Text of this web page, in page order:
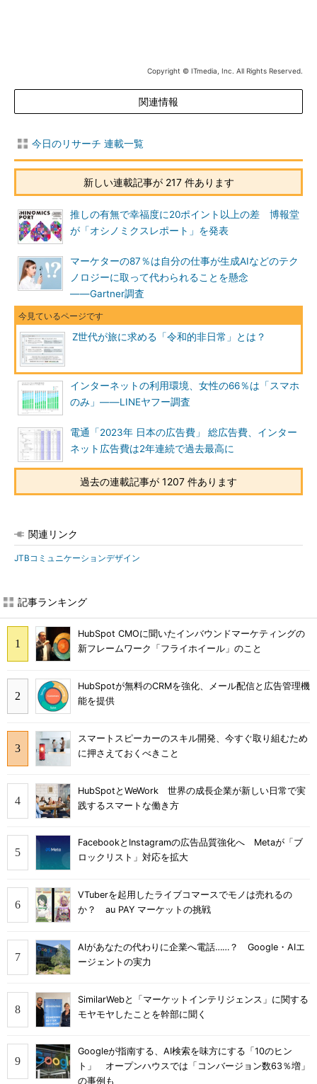
Copyright © ITmedia, Inc. All Rights Reserved.
関連情報
今日のリサーチ 連載一覧
新しい連載記事が 217 件あります
推しの有無で幸福度に20ポイント以上の差 博報堂
が「オシノミクスレポート」を発表
マーケターの87％は自分の仕事が生成AIなどのテク
ノロジーに取って代わられることを懸念
――Gartner調査
Z世代が旅に求める「令和的非日常」とは？
インターネットの利用環境、女性の66％は「スマホ
のみ」――LINEヤフー調査
電通「2023年 日本の広告費」 総広告費、インター
ネット広告費は2年連続で過去最高に
過去の連載記事が 1207 件あります
関連リンク
JTBコミュニケーションデザイン
記事ランキング
HubSpot CMOに聞いたインバウンドマーケティングの
新フレームワーク「フライホイール」のこと
HubSpotが無料のCRMを強化、メール配信と広告管理機
能を提供
スマートスピーカーのスキル開発、今すぐ取り組むため
に押さえておくべきこと
HubSpotとWeWork 世界の成長企業が新しい日常で実
践するスマートな働き方
FacebookとInstagramの広告品質強化へ Metaが「ブ
ロックリスト」対応を拡大
VTuberを起用したライブコマースでモノは売れるの
か？ au PAY マーケットの挑戦
AIがあなたの代わりに企業へ電話……？ Google・AIエ
ージェントの実力
SimilarWebと「マーケットインテリジェンス」に関する
モヤモヤしたことを幹部に聞く
Googleが指南する、AI検索を味方にする「10のヒン
ト」 オープンハウスでは「コンバージョン数63％増」
の事例も